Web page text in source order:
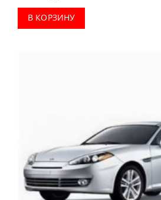
В КОРЗИНУ